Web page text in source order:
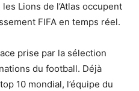
Lions de l’Atlas occupent
FIFA en temps réel.
prise par la sélection
du football. Déjà
10 mondial, l’équipe du